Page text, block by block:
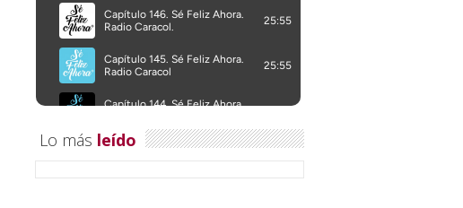
Lo más leído